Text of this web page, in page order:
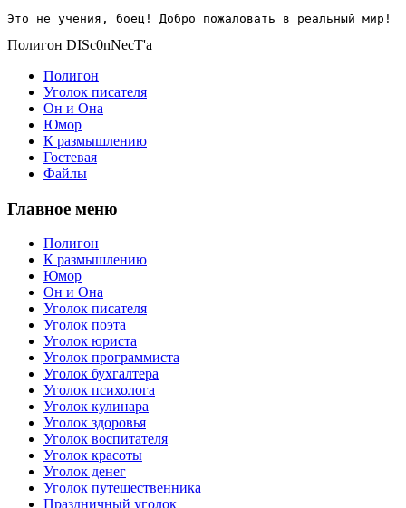
Это не учения, боец! Добро пожаловать в реальный мир!
Полигон DISc0nNecT'a
Полигон
Уголок писателя
Он и Она
Юмор
К размышлению
Гостевая
Файлы
Главное меню
Полигон
К размышлению
Юмор
Он и Она
Уголок писателя
Уголок поэта
Уголок юриста
Уголок программиста
Уголок бухгалтера
Уголок психолога
Уголок кулинара
Уголок здоровья
Уголок воспитателя
Уголок красоты
Уголок денег
Уголок путешественника
Праздничный уголок